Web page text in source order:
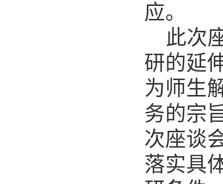
应。
此次
研的延
为师生
务的宗
次座谈
落实具